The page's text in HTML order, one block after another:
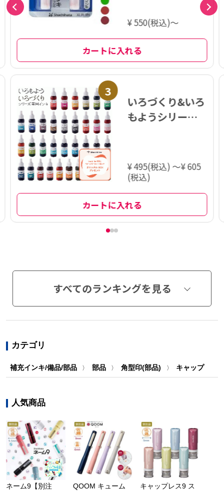
¥ 550(税込)～
カートに入れる
3
いろづくり&いろ
もようシリーズ
¥ 495(税込) ～¥ 605
(税込)
カートに入れる
すべてのランキングを見る
カテゴリ
補充インキ/備品/部品 〉 部品 〉 角型印(部品) 〉 キャップ
人気商品
ネーム9【別注
QOOM キューム
キャップレス9 ス